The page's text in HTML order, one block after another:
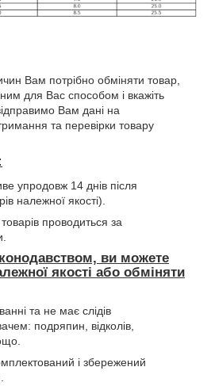
Вам потрібно обміняти товар,
для Вас способом і вкажіть
Вам дані на
та перевірки товару
упродовж 14 днів після
належної якості).
проводиться за
ви можете
якості або обміняти
та не має слідів
подряпин, відколів,
і збережений